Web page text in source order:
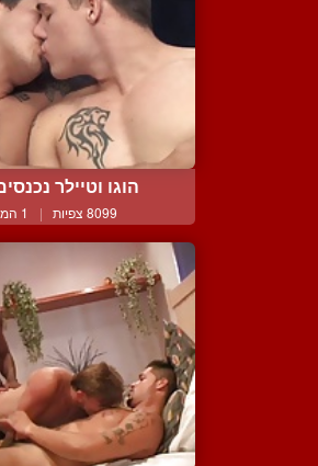
הוגו וטיילר
8099 צפיות | 1 המלצות